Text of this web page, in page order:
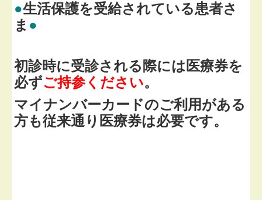
●生活保護を受給されている患者さ
ま ●
初診時に受診される際には医療券を
必ずご持参ください。
マイナンバーカードのご利用がある
方も従来通り医療券は必要です。